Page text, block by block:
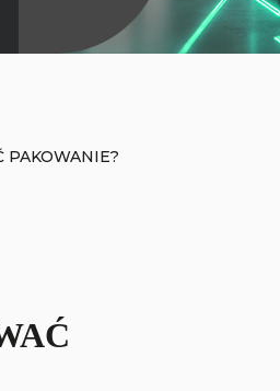
PAKOWANIE?